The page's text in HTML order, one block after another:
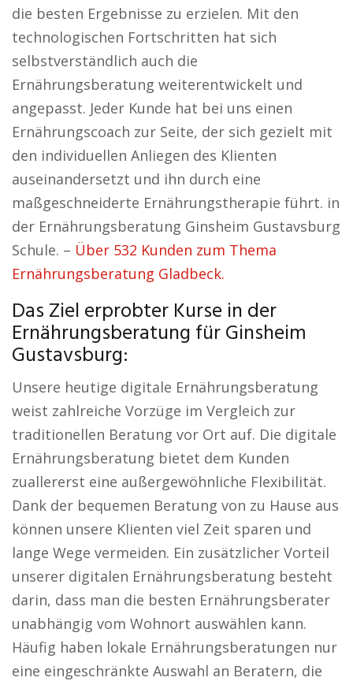
die besten Ergebnisse zu erzielen. Mit den
technologischen Fortschritten hat sich
selbstverständlich auch die
Ernährungsberatung weiterentwickelt und
angepasst. Jeder Kunde hat bei uns einen
Ernährungscoach zur Seite, der sich gezielt mit
den individuellen Anliegen des Klienten
auseinandersetzt und ihn durch eine
maßgeschneiderte Ernährungstherapie führt. in
der Ernährungsberatung Ginsheim Gustavsburg
Schule. – Über 532 Kunden zum Thema
Ernährungsberatung Gladbeck.
Das Ziel erprobter Kurse in der
Ernährungsberatung für Ginsheim
Gustavsburg:
Unsere heutige digitale Ernährungsberatung
weist zahlreiche Vorzüge im Vergleich zur
traditionellen Beratung vor Ort auf. Die digitale
Ernährungsberatung bietet dem Kunden
zuallererst eine außergewöhnliche Flexibilität.
Dank der bequemen Beratung von zu Hause aus
können unsere Klienten viel Zeit sparen und
lange Wege vermeiden. Ein zusätzlicher Vorteil
unserer digitalen Ernährungsberatung besteht
darin, dass man die besten Ernährungsberater
unabhängig vom Wohnort auswählen kann.
Häufig haben lokale Ernährungsberatungen nur
eine eingeschränkte Auswahl an Beratern, die